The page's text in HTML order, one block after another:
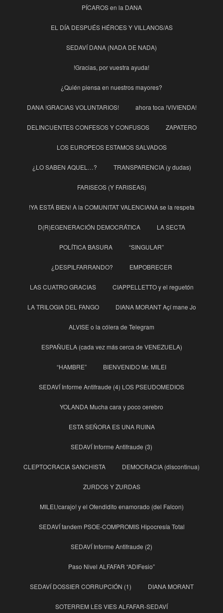
PÍCAROS en la DANA
EL DÍA DESPUÉS HÉROES Y VILLANOS/AS
SEDAVÍ DANA (NADA DE NADA)
!Gracias, por vuestra ayuda!
¿Quién piensa en nuestros mayores?
DANA !GRACIAS VOLUNTARIOS! ahora toca !VIVIENDA!
DELINCUENTES CONFESOS Y CONFUSOS ZAPATERO
LOS EUROPEOS ESTAMOS SALVADOS
¿LO SABEN AQUEL…? TRANSPARENCIA (y dudas)
FARISEOS (Y FARISEAS)
!YA ESTÁ BIEN! A la COMUNITAT VALENCIANA se la respeta
D(R)EGENERACIÓN DEMOCRÁTICA LA SECTA
POLÍTICA BASURA “SINGULAR”
¿DESPILFARRANDO? EMPOBRECER
LAS CUATRO GRACIAS CIAPPELLETTO y el reguetón
LA TRILOGIA DEL FANGO DIANA MORANT Açí mane Jo
ALVISE o la cólera de Telegram
ESPAÑUELA (cada vez más cerca de VENEZUELA)
“HAMBRE” BIENVENIDO Mr. MILEI
SEDAVÍ Informe Antifraude (4) LOS PSEUDOMEDIOS
YOLANDA Mucha cara y poco cerebro
ESTA SEÑORA ES UNA RUINA
SEDAVÍ Informe Antifraude (3)
CLEPTOCRACIA SANCHISTA DEMOCRACIA (discontinua)
ZURDOS Y ZURDAS
MILEI,!carajo! y el Ofendidito enamorado (del Falcon)
SEDAVÍ tandem PSOE-COMPROMIS Hipocresía Total
SEDAVÍ Informe Antifraude (2)
Paso Nivel ALFAFAR “ADIFesio”
SEDAVÍ DOSSIER CORRUPCIÓN (1) DIANA MORANT
SOTERREM LES VIES ALFAFAR-SEDAVÍ